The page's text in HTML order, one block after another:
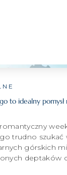
to idealny
trudno
górskich
deptaków